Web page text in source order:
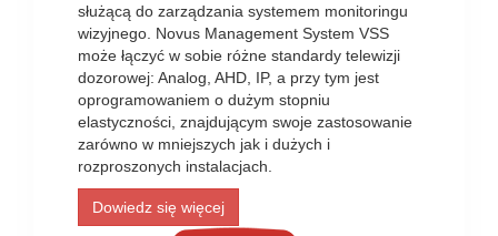
służącą do zarządzania systemem monitoringu
wizyjnego. Novus Management System VSS
może łączyć w sobie różne standardy telewizji
dozorowej: Analog, AHD, IP, a przy tym jest
oprogramowaniem o dużym stopniu
elastyczności, znajdującym swoje zastosowanie
zarówno w mniejszych jak i dużych i
rozproszonych instalacjach.
Dowiedz się więcej